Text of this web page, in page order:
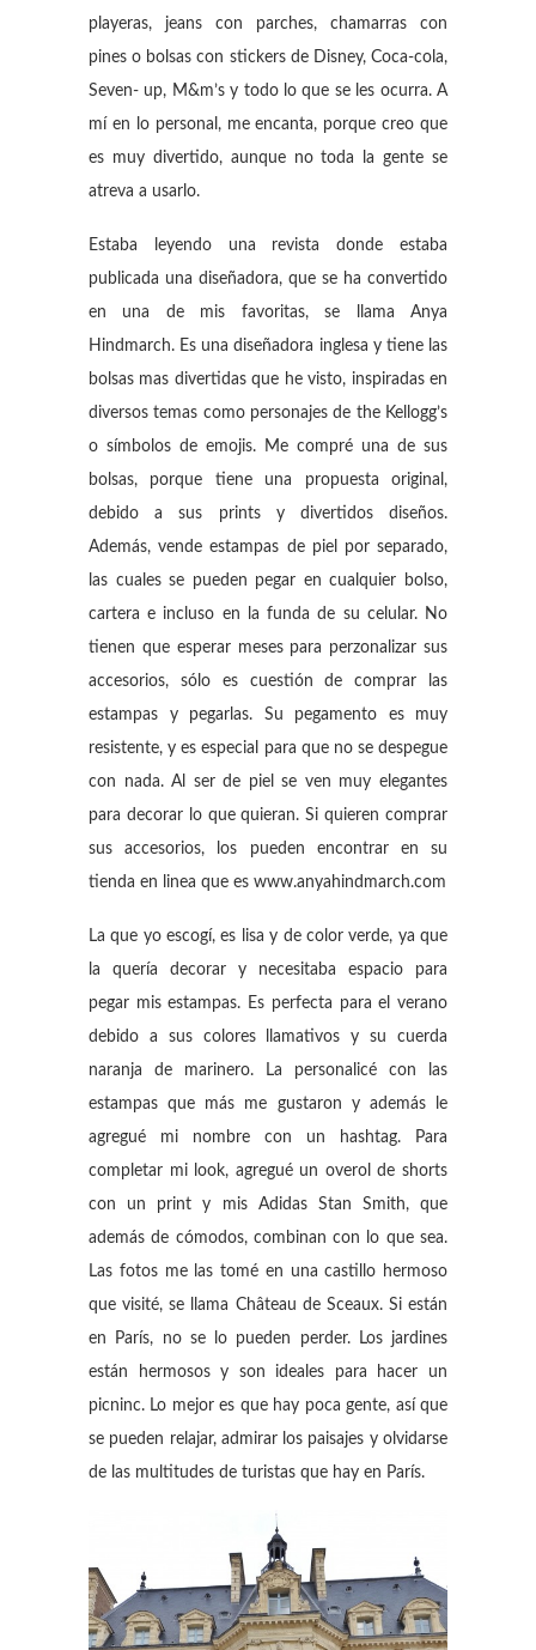
playeras, jeans con parches, chamarras con
pines o bolsas con stickers de Disney, Coca-cola,
Seven- up, M&m’s y todo lo que se les ocurra. A
mí en lo personal, me encanta, porque creo que
es muy divertido, aunque no toda la gente se
atreva a usarlo.
Estaba leyendo una revista donde estaba
publicada una diseñadora, que se ha convertido
en una de mis favoritas, se llama Anya
Hindmarch. Es una diseñadora inglesa y tiene las
bolsas mas divertidas que he visto, inspiradas en
diversos temas como personajes de the Kellogg’s
o símbolos de emojis. Me compré una de sus
bolsas, porque tiene una propuesta original,
debido a sus prints y divertidos diseños.
Además, vende estampas de piel por separado,
las cuales se pueden pegar en cualquier bolso,
cartera e incluso en la funda de su celular. No
tienen que esperar meses para perzonalizar sus
accesorios, sólo es cuestión de comprar las
estampas y pegarlas. Su pegamento es muy
resistente, y es especial para que no se despegue
con nada. Al ser de piel se ven muy elegantes
para decorar lo que quieran. Si quieren comprar
sus accesorios, los pueden encontrar en su
tienda en linea que es www.anyahindmarch.com
La que yo escogí, es lisa y de color verde, ya que
la quería decorar y necesitaba espacio para
pegar mis estampas. Es perfecta para el verano
debido a sus colores llamativos y su cuerda
naranja de marinero. La personalicé con las
estampas que más me gustaron y además le
agregué mi nombre con un hashtag. Para
completar mi look, agregué un overol de shorts
con un print y mis Adidas Stan Smith, que
además de cómodos, combinan con lo que sea.
Las fotos me las tomé en una castillo hermoso
que visité, se llama Château de Sceaux. Si están
en París, no se lo pueden perder. Los jardines
están hermosos y son ideales para hacer un
picninc. Lo mejor es que hay poca gente, así que
se pueden relajar, admirar los paisajes y olvidarse
de las multitudes de turistas que hay en París.